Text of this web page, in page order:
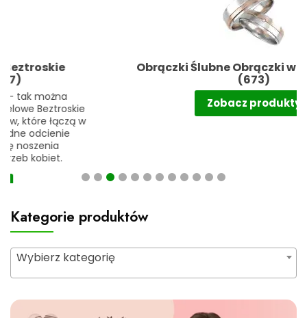
Obrączki Ślubne Obrączki wielokolorowe
Kategorie produktów
Wybierz kategorię